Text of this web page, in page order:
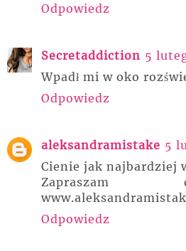
Odpowiedz
Secretaddiction 5
Wpadł mi w oko
Odpowiedz
aleksandramistake 5
Cienie jak najbardziej
Odpowiedz